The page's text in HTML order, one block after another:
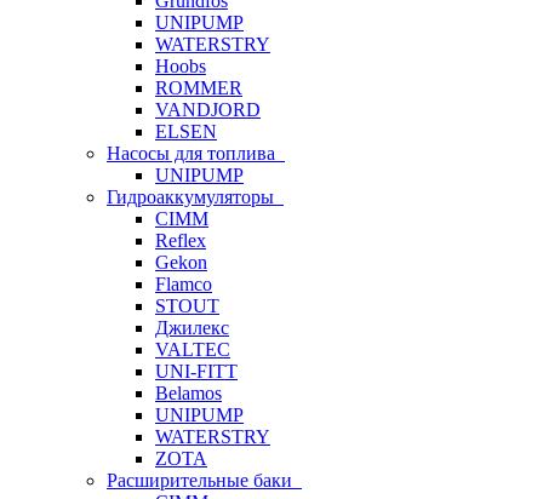
UNIPUMP
WATERSTRY
Hoobs
ROMMER
VANDJORD
ELSEN
Насосы для топлива
UNIPUMP
Гидроаккумуляторы
CIMM
Reflex
Gekon
Flamco
STOUT
Джилекс
VALTEC
UNI-FITT
Belamos
UNIPUMP
WATERSTRY
ZOTA
Расширительные баки